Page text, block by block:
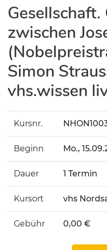
Gesellschaft.
zwischen
Simon
vhs.wissen
Kursnr.
Beginn Mo.,
Dauer 1 Termin
Kursort vhs
Gebühr 0,00 €